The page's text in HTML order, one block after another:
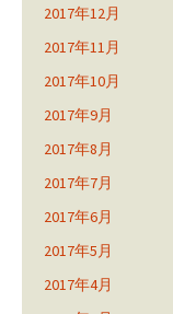
2017年12月
2017年11月
2017年10月
2017年9月
2017年8月
2017年7月
2017年6月
2017年5月
2017年4月